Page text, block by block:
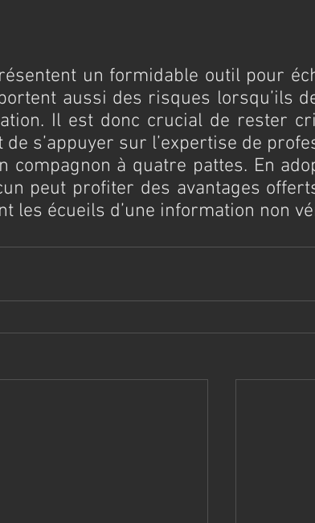
un formidable outil pour
aussi des risques lorsqu’ils
Il est donc crucial de rester
s’appuyer sur l’expertise de
compagnon à quatre pattes. En
peut profiter des avantages
les écueils d’une information non